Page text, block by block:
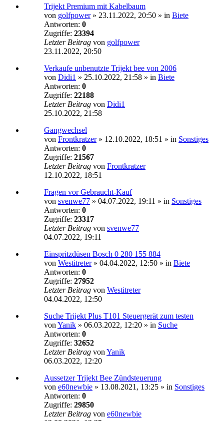
Trijekt Premium mit Kabelbaum
von golfpower» 23.11.2022, 20:50 » in Biete
Antworten: 0
Zugriffe: 23394
Letzter Beitrag von golfpower
23.11.2022, 20:50
Verkaufe unbenutzte Trijekt bee von 2006
von Didi1 » 25.10.2022, 21:58 » in Biete
Antworten: 0
Zugriffe: 22188
Letzter Beitrag von Didi1
25.10.2022, 21:58
Gangwechsel
von Frontkratzer» 12.10.2022, 18:51 » in Sonstiges
Antworten: 0
Zugriffe: 21567
Letzter Beitrag von Frontkratzer
12.10.2022, 18:51
Fragen vor Gebraucht-Kauf
von svenwe77 » 04.07.2022, 19:11 » in Sonstiges
Antworten: 0
Zugriffe: 23317
Letzter Beitrag von svenwe77
04.07.2022, 19:11
Einspritzdüsen Bosch 0 280 155 884
von Westitreter» 04.04.2022, 12:50 » in Biete
Antworten: 0
Zugriffe: 27952
Letzter Beitrag von Westitreter
04.04.2022, 12:50
Suche Trijekt Plus T101 Steuergerät zum testen
von Yanik » 06.03.2022, 12:20 » in Suche
Antworten: 0
Zugriffe: 32652
Letzter Beitrag von Yanik
06.03.2022, 12:20
Aussetzer Trijekt Bee Zündsteuerung
von e60newbie » 13.08.2021, 13:25 » in Sonstiges
Antworten: 0
Zugriffe: 29850
Letzter Beitrag von e60newbie